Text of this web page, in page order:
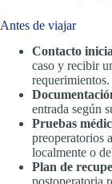
Antes de viajar
Contacto
caso y recibir
requerimientos.
entrada según
Pruebas
preoperatorios
localmente o
Plan de